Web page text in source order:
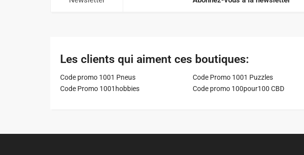
Les clients qui aiment ces boutiques:
Code promo 1001 Pneus Code Promo 1001 Puzzles
Code Promo 1001hobbies
Code promo 100pour100 CBD